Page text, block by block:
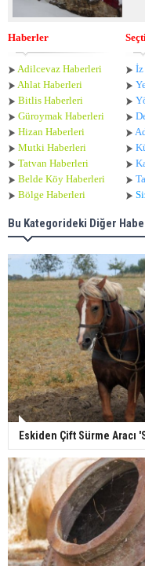
Haberler
Adilcevaz Haberleri
Ahlat Haberleri
Bitlis Haberleri
Güroymak Haberleri
Hizan Haberleri
Mutki Haberleri
Tatvan Haberleri
Belde Köy Haberleri
Bölge Haberleri
İz
Bu Kategorideki Diğer
Eskiden Çift Sürme Aracı